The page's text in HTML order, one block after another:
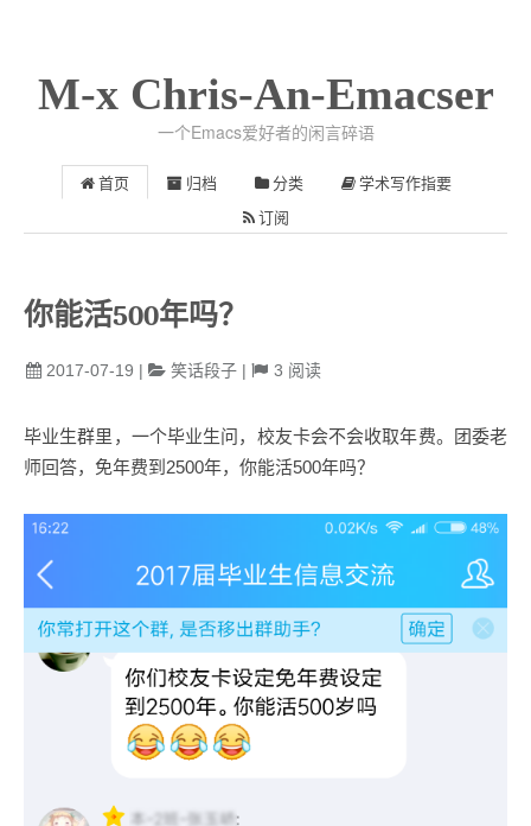
M-x Chris-An-Emacser
一个Emacs爱好者的闲言碎语
首页 归档 分类 学术写作指要
订阅
你能活500年吗？
2017-07-19 | 笑话段子 | 3 阅读
毕业生群里，一个毕业生问，校友卡会不会收取年费。团委老
师回答，免年费到2500年，你能活500年吗？